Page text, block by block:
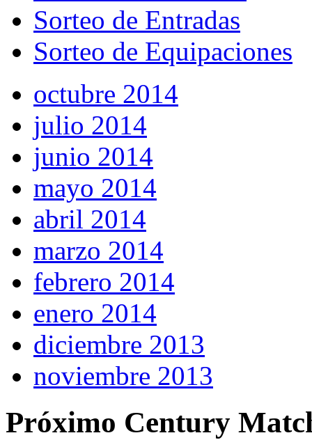
Sorteo de Entradas
Sorteo de Equipaciones
octubre 2014
julio 2014
junio 2014
mayo 2014
abril 2014
marzo 2014
febrero 2014
enero 2014
diciembre 2013
noviembre 2013
Próximo Century